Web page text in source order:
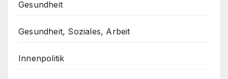
Gesundheit
Gesundheit, Soziales, Arbeit
Innenpolitik